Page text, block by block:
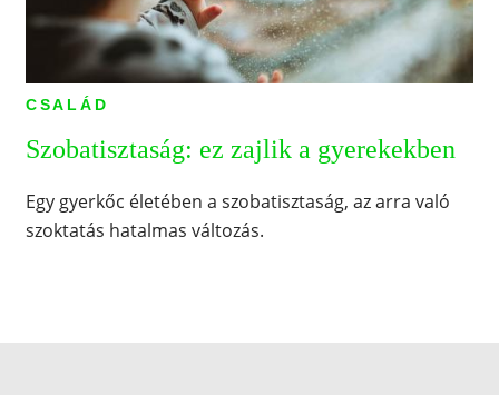
CSALÁD
Szobatisztaság: ez zajlik a gyerekekben
Egy gyerkőc életében a szobatisztaság, az arra való
szoktatás hatalmas változás.